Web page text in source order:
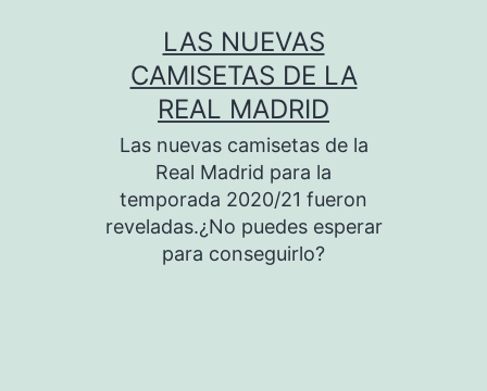
LAS NUEVAS
CAMISETAS DE LA
REAL MADRID
Las nuevas camisetas de la
Real Madrid para la
temporada 2020/21 fueron
reveladas.¿No puedes esperar
para conseguirlo?